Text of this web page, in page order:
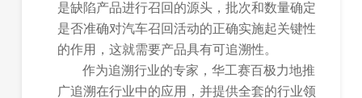
是缺陷产品进行召回的源头，批次和数量确定
是否准确对汽车召回活动的正确实施起关键性
的作用，这就需要产品具有可追溯性。
作为追溯行业的专家，华工赛百极力地推
广追溯在行业中的应用，并提供全套的行业领